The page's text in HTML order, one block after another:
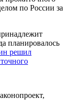
по России за
планировалось
решил